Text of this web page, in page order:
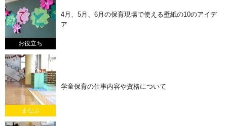
お役立ち
4月、5月、6月の保育現場で使える壁紙の10のアイデ
ア
まなぶ
学童保育の仕事内容や資格について